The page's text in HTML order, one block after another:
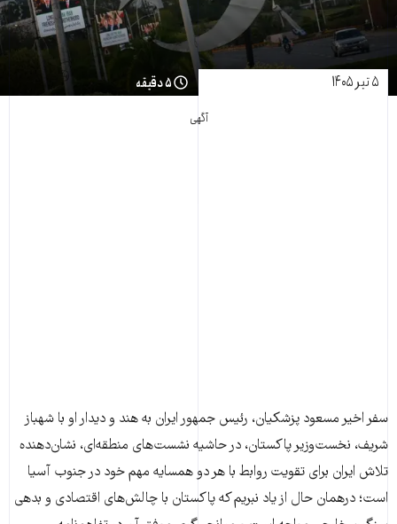
۵ تیر ۱۴۰۵ ۵ دقیقه
آگهی
سفر اخیر مسعود پزشکیان، رئیس جمهور ایران به هند و دیدار او با شهباز
شریف، نخست‌وزیر پاکستان، در حاشیه نشست‌های منطقه‌ای، نشان‌دهنده
تلاش ایران برای تقویت روابط با هر دو همسایه مهم خود در جنوب آسیا
است؛ درهمان حال از یاد نبریم که پاکستان با چالش‌های اقتصادی و بدهی